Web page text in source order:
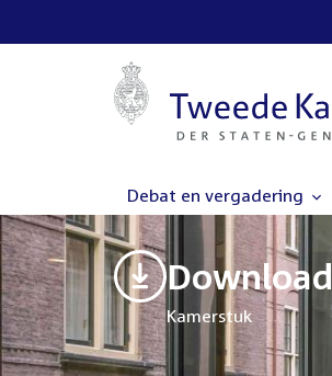
Debat en vergadering
Download
Kamerstuk